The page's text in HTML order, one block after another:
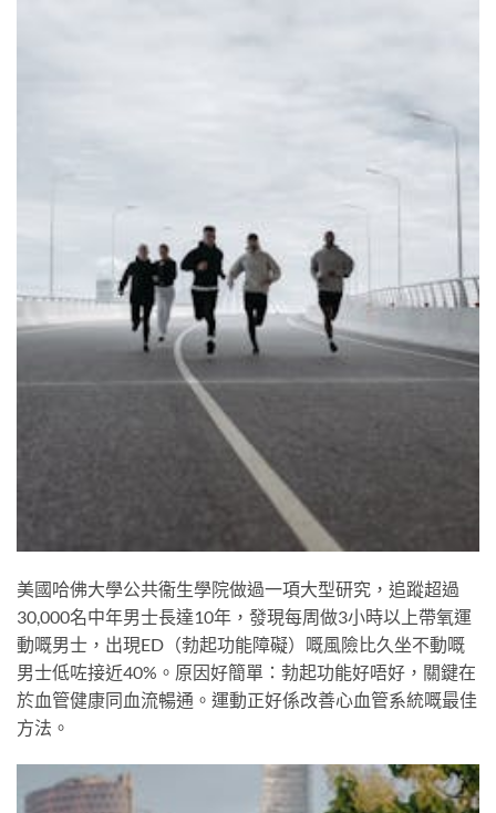
美國哈佛大學公共衞生學院做過一項大型研究，追蹤超過
30,000名中年男士長達10年，發現每周做3小時以上帶氧運
動嘅男士，出現ED（勃起功能障礙）嘅風險比久坐不動嘅
男士低咗接近40%。原因好簡單：勃起功能好唔好，關鍵在
於血管健康同血流暢通。運動正好係改善心血管系統嘅最佳
方法。